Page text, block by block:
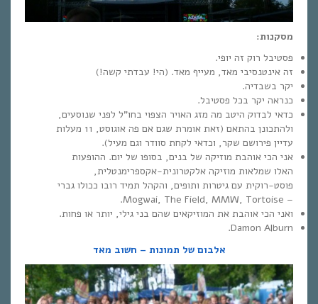
מסקנות:
פסטיבל רוק זה יופי.
זה אינטנסיבי מאד, מעייף מאד. (הי! עבדתי קשה!)
יקר בשבדיה.
כנראה יקר בכל פסטיבל.
כדאי לבדוק היטב מה מזג האויר הצפוי בחו”ל לפני שנוסעים,
ולהתכונן בהתאם (זאת אומרת שגם אם פה אוגוסט, 11 מעלות
עדיין פירושם שקר, וכדאי לקחת סוודר וגם מעיל).
אני הכי אוהבת מוזיקה של בנים, בסופו של יום. ההופעות
האלו שמלאות מוזיקה אלקטרונית-אקספרימנטלית,
פוסט-רוקית עם גיטרות ותופים, והקהל תמיד רובו ככולו גברי
– Mogwai, The Field, MMW, Tortoise.
ואני הכי אוהבת את המוזיקאים שהם בני גילי, יותר או פחות.
Damon Alburn.
אלבום של תמונות – חשוב מאד